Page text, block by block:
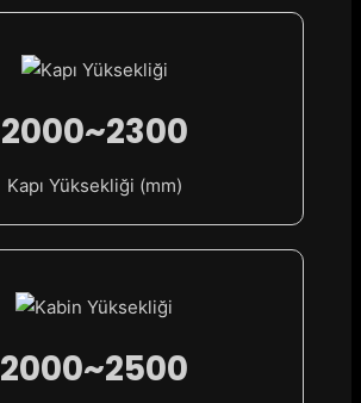
2000~2300
Kapı Yüksekliği (mm)
2000~2500